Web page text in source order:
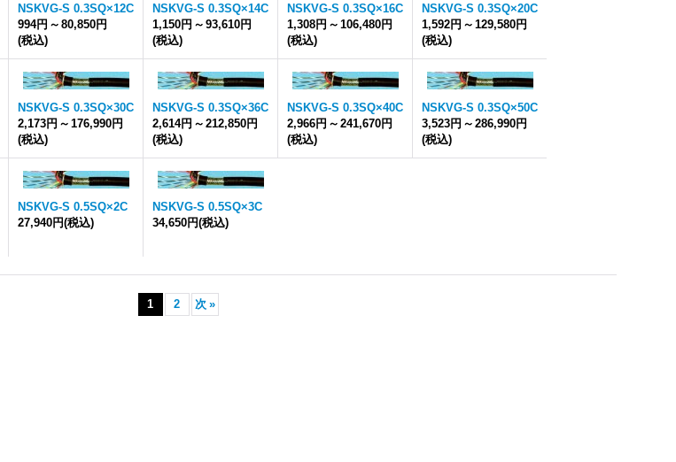
NSKVG-S 0.3SQ×12C
994円 ～ 80,850円
(税込)
NSKVG-S 0.3SQ×14C
1,150円 ～ 93,610円
(税込)
NSKVG-S 0.3SQ×16C
1,308円 ～ 106,480円
(税込)
NSKVG-S 0.3SQ×20C
1,592円 ～ 129,580円
(税込)
NSKVG-S 0.3SQ×30C
2,173円 ～ 176,990円
(税込)
NSKVG-S 0.3SQ×36C
2,614円 ～ 212,850円
(税込)
NSKVG-S 0.3SQ×40C
2,966円 ～ 241,670円
(税込)
NSKVG-S 0.3SQ×50C
3,523円 ～ 286,990円
(税込)
NSKVG-S 0.5SQ×2C
27,940円(税込)
NSKVG-S 0.5SQ×3C
34,650円(税込)
1 2 次 »